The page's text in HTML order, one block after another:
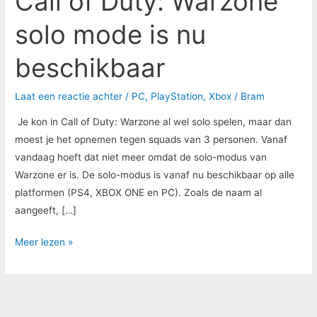
solo mode is nu
beschikbaar
Laat een reactie achter / PC, PlayStation,Xbox / Bram
Je kon in Call of Duty: Warzone al wel solo spelen, maar dan
moest je het opnemen tegen squads van 3 personen. Vanaf
vandaag hoeft dat niet meer omdat de solo-modus van
Warzone er is. De solo-modus is vanaf nu beschikbaar op alle
platformen (PS4, XBOX ONE en PC). Zoals de naam al
aangeeft, […]
Meer lezen »